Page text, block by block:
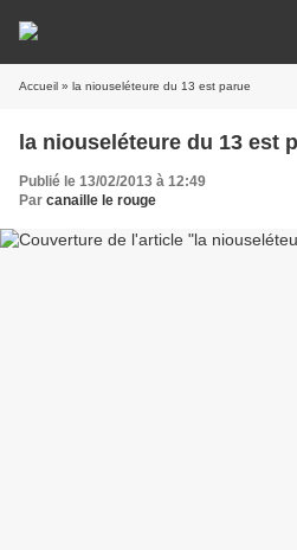
Accueil » la niouseléteure du 13 est parue
la niouseléteure du 13 est
Publié le 13/02/2013 à 12:49
Par canaille le rouge